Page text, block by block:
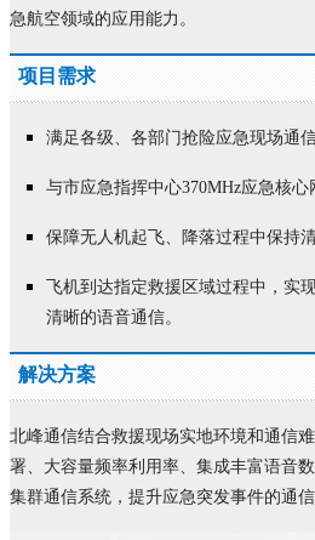
急航空领域的应用能力。
项目需求
满足各级、各部门抢险应急现场通信
与市应急指挥中心370MHz应急核心
保障无人机起飞、降落过程中保持
飞机到达指定救援区域过程中，实
清晰的语音通信。
解决方案
北峰通信结合救援现场实地环境和通信
署、大容量频率利用率、集成丰富语音
集群通信系统 ，提升应急突发事件的通